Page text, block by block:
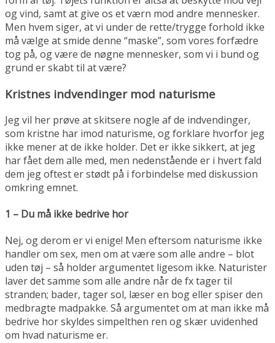
og vind, samt at give os et værn mod andre mennesker.
Men hvem siger, at vi under de rette/trygge forhold ikke
må vælge at smide denne “maske”, som vores forfædre
tog på, og være de nøgne mennesker, som vi i bund og
grund er skabt til at være?
Kristnes indvendinger mod naturisme
Jeg vil her prøve at skitsere nogle af de indvendinger,
som kristne har imod naturisme, og forklare hvorfor jeg
ikke mener at de ikke holder. Det er ikke sikkert, at jeg
har fået dem alle med, men nedenstående er i hvert fald
dem jeg oftest er stødt på i forbindelse med diskussion
omkring emnet.
1 – Du må ikke bedrive hor
Nej, og derom er vi enige! Men eftersom naturisme ikke
handler om sex, men om at være som alle andre – blot
uden tøj – så holder argumentet ligesom ikke. Naturister
laver det samme som alle andre når de fx tager til
stranden; bader, tager sol, læser en bog eller spiser den
medbragte madpakke. Så argumentet om at man ikke må
bedrive hor skyldes simpelthen ren og skær uvidenhed
om hvad naturisme er.